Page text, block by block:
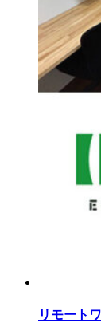
リモート